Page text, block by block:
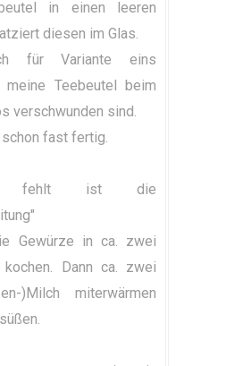
in einen leeren
diesen im Glas.
für Variante eins
meine Teebeutel beim
verschwunden sind.
schon fast fertig.
fehlt ist die
Gewürze in ca. zwei
Dann ca. zwei
)Milch miterwärmen